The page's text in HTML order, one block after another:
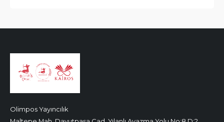
Olimpos Yayıncılık